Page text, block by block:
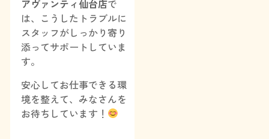
アヴァンティ仙台店で
は、こうしたトラブルに
スタッフがしっかり寄り
添ってサポートしていま
す。
安心してお仕事できる環
境を整えて、みなさんを
お待ちしています！